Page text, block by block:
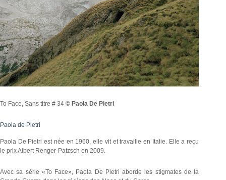
To Face, Sans titre # 34 © Paola De Pietri
Paola de Pietri
Paola De Pietri est née en 1960, elle vit et travaille en Italie. Elle a reçu
le prix Albert Renger-Patzsch en 2009.
Avec sa série «To Face», Paola De Pietri aborde les stigmates de la